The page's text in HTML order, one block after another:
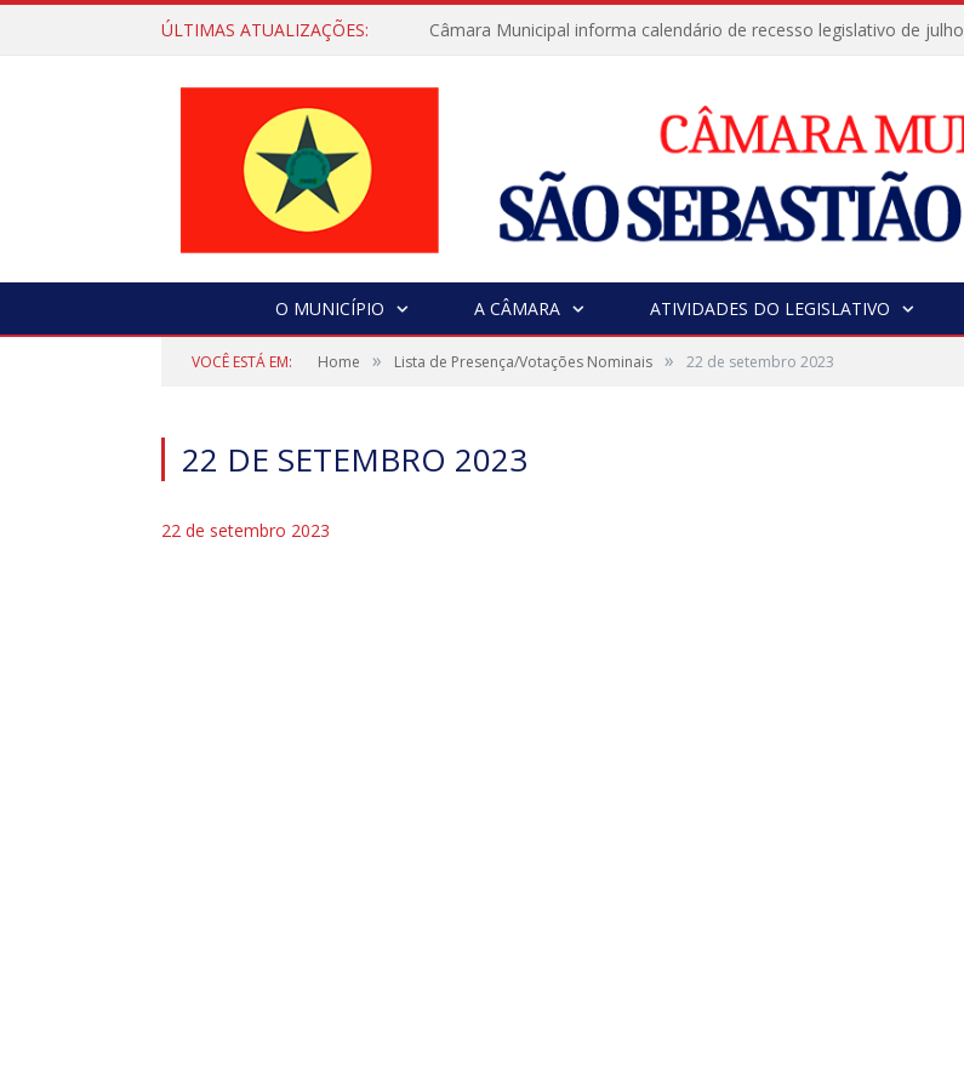
ÚLTIMAS ATUALIZAÇÕES: Câmara Municipal informa calendário de recesso legislativo de julho
O MUNICÍPIO A CÂMARA ATIVIDADES DO LEGISLATIVO
VOCÊ ESTÁ EM: Home » Lista de Presença/Votações Nominais » 22 de setembro 2023
22 DE SETEMBRO 2023
22 de setembro 2023